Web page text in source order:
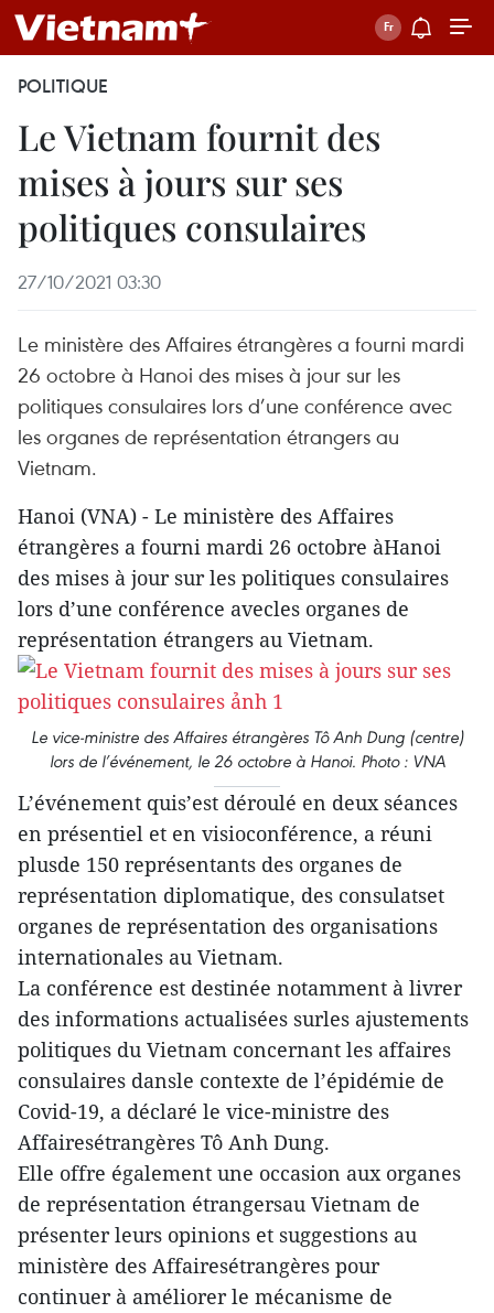
POLITIQUE
Le Vietnam fournit des
mises à jours sur ses
politiques consulaires
27/10/2021 03:30
Le ministère des Affaires étrangères a fourni mardi
26 octobre à Hanoi des mises à jour sur les
politiques consulaires lors d’une conférence avec
les organes de représentation étrangers au
Vietnam.
Hanoi (VNA) - Le ministère des Affaires
étrangères a fourni mardi 26 octobre àHanoi
des mises à jour sur les politiques consulaires
lors d’une conférence avecles organes de
représentation étrangers au Vietnam.
Le vice-ministre des Affaires étrangères Tô Anh Dung (centre)
lors de l’événement, le 26 octobre à Hanoi. Photo : VNA
L’événement quis’est déroulé en deux séances
en présentiel et en visioconférence, a réuni
plusde 150 représentants des organes de
représentation diplomatique, des consulatset
organes de représentation des organisations
internationales au Vietnam.
La conférence est destinée notamment à livrer
des informations actualisées surles ajustements
politiques du Vietnam concernant les affaires
consulaires dansle contexte de l’épidémie de
Covid-19, a déclaré le vice-ministre des
Affairesétrangères Tô Anh Dung.
Elle offre également une occasion aux organes
de représentation étrangersau Vietnam de
présenter leurs opinions et suggestions au
ministère des Affairesétrangères pour
continuer à améliorer le mécanisme de